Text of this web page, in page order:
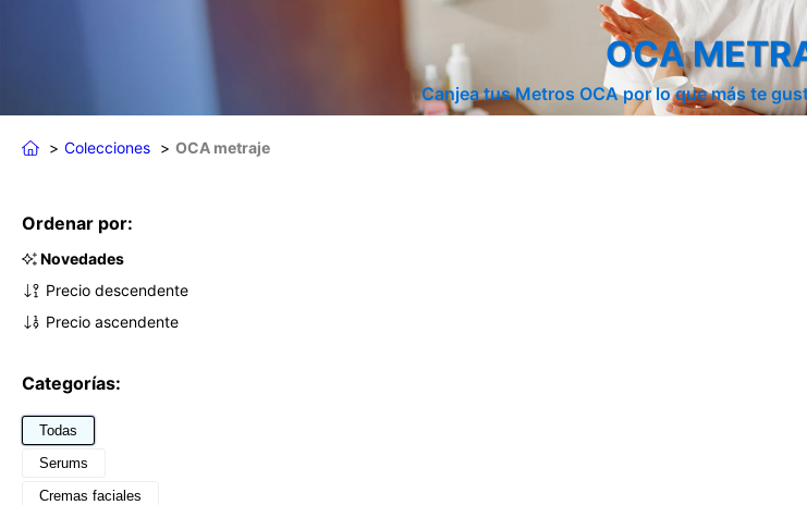
OCA
Canjea tus Metros OCA por lo que más te
Colecciones OCA metraje
Ordenar por:
Novedades
Precio descendente
Precio ascendente
Categorías:
Todas
Serums
Cremas faciales